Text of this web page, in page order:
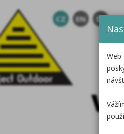
CZ EN DE
Web